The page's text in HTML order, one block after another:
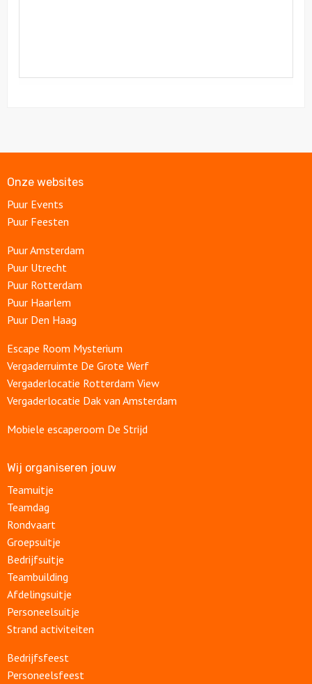
Onze websites
Puur Events
Puur Feesten
Puur Amsterdam
Puur Utrecht
Puur Rotterdam
Puur Haarlem
Puur Den Haag
Escape Room Mysterium
Vergaderruimte De Grote Werf
Vergaderlocatie Rotterdam View
Vergaderlocatie Dak van Amsterdam
Mobiele escaperoom De Strijd
Wij organiseren jouw
Teamuitje
Teamdag
Rondvaart
Groepsuitje
Bedrijfsuitje
Teambuilding
Afdelingsuitje
Personeelsuitje
Strand activiteiten
Bedrijfsfeest
Personeelsfeest